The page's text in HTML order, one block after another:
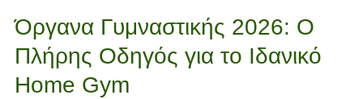
Όργανα Γυμναστικής 2026: Ο
Πλήρης Οδηγός για το Ιδανικό
Home Gym